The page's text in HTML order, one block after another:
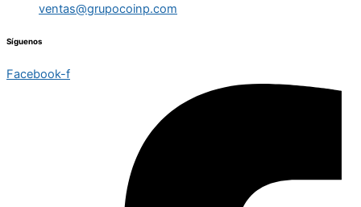
ventas@grupocoinp.com
Síguenos
Facebook-f